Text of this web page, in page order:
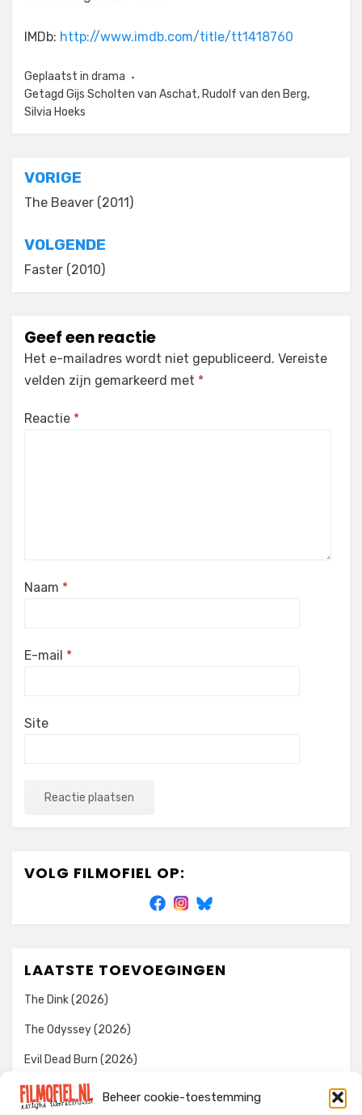
Beheer cookie-toestemming
IMDb: http://www.imdb.com/title/tt1418760
Geplaatst in drama
Getagd Gijs Scholten van Aschat, Rudolf van den Berg,
Silvia Hoeks
Bericht
navigatie
VORIGE
The Beaver (2011)
VOLGENDE
Faster (2010)
Geef een reactie
Het e-mailadres wordt niet gepubliceerd. Vereiste
velden zijn gemarkeerd met *
Reactie *
Naam *
E-mail *
Site
VOLG FILMOFIEL OP:
LAATSTE TOEVOEGINGEN
The Dink (2026)
The Odyssey (2026)
Evil Dead Burn (2026)
The Invite (2026)